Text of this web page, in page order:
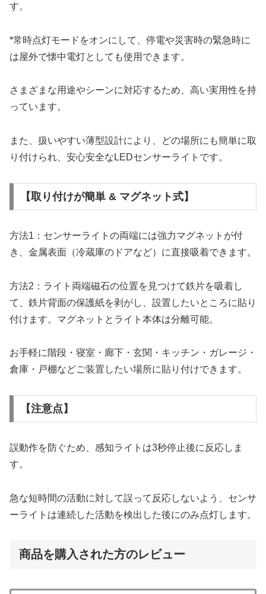
す。
*常時点灯モードをオンにして、停電や災害時の緊急時に
は屋外で懐中電灯としても使用できます。
さまざまな用途やシーンに対応するため、高い実用性を持
っています。
また、扱いやすい薄型設計により、どの場所にも簡単に取
り付けられ、安心安全なLEDセンサーライトです。
【取り付けが簡単 & マグネット式】
方法1：センサーライトの両端には強力マグネットが付
き、金属表面（冷蔵庫のドアなど）に直接吸着できます。
方法2：ライト両端磁石の位置を見つけて鉄片を吸着し
て、鉄片背面の保護紙を剥がし、設置したいところに貼り
付けます。マグネットとライト本体は分離可能。
お手軽に階段・寝室・廊下・玄関・キッチン・ガレージ・
倉庫・戸棚などご装置したい場所に貼り付けできます。
【注意点】
誤動作を防ぐため、感知ライトは3秒停止後に反応しま
す。
急な短時間の活動に対して誤って反応しないよう、センサ
ーライトは連続した活動を検出した後にのみ点灯します。
商品を購入された方のレビュー